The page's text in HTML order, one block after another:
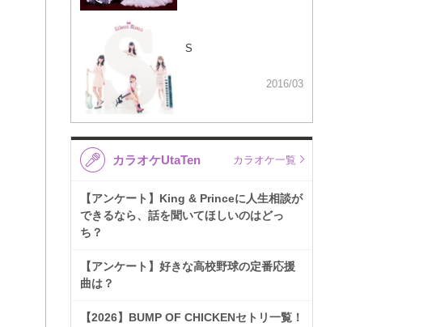
S
2016/03
カラオケUtaTen カラオケ一覧
【アンケート】King & Princeに人生相談が
できるなら、話を聞いてほしいのはどっ
ち？
【アンケート】好きな高校野球の定番応援
曲は？
【2026】BUMP OF CHICKENセトリ一覧！